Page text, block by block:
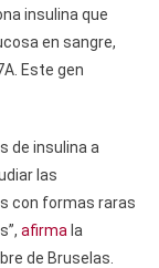
insulina que
en sangre,
Este gen
de insulina a
las
con formas raras
afirma la
de Bruselas.